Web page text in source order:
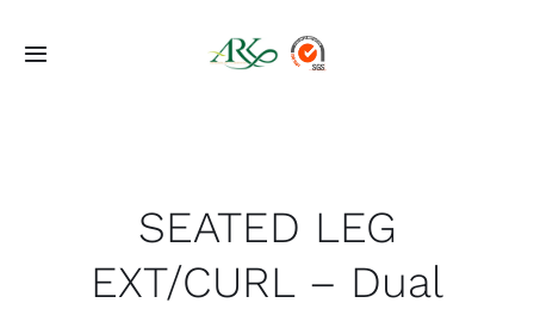
Toggle
Projekti
SEATED LEG
EXT/CURL – Dual